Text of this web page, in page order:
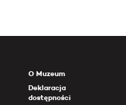
O Muzeum
Deklaracja
dostępności